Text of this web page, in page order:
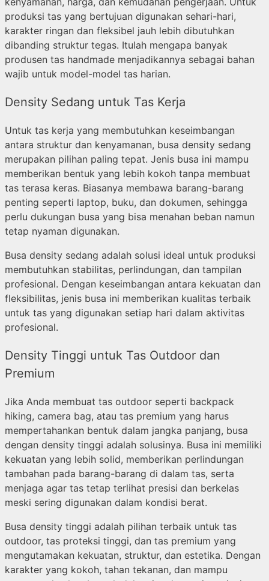
produksi tas yang bertujuan digunakan sehari-hari,
karakter ringan dan fleksibel jauh lebih dibutuhkan
dibanding struktur tegas. Itulah mengapa banyak
produsen tas handmade menjadikannya sebagai bahan
wajib untuk model-model tas harian.
Density Sedang untuk Tas Kerja
Untuk tas kerja yang membutuhkan keseimbangan
antara struktur dan kenyamanan, busa density sedang
merupakan pilihan paling tepat. Jenis busa ini mampu
memberikan bentuk yang lebih kokoh tanpa membuat
tas terasa keras. Biasanya membawa barang-barang
penting seperti laptop, buku, dan dokumen, sehingga
perlu dukungan busa yang bisa menahan beban namun
tetap nyaman digunakan.
Busa density sedang adalah solusi ideal untuk produksi
membutuhkan stabilitas, perlindungan, dan tampilan
profesional. Dengan keseimbangan antara kekuatan dan
fleksibilitas, jenis busa ini memberikan kualitas terbaik
untuk tas yang digunakan setiap hari dalam aktivitas
profesional.
Density Tinggi untuk Tas Outdoor dan
Premium
Jika Anda membuat tas outdoor seperti backpack
hiking, camera bag, atau tas premium yang harus
mempertahankan bentuk dalam jangka panjang, busa
dengan density tinggi adalah solusinya. Busa ini memiliki
kekuatan yang lebih solid, memberikan perlindungan
tambahan pada barang-barang di dalam tas, serta
menjaga agar tas tetap terlihat presisi dan berkelas
meski sering digunakan dalam kondisi berat.
Busa density tinggi adalah pilihan terbaik untuk tas
outdoor, tas proteksi tinggi, dan tas premium yang
mengutamakan kekuatan, struktur, dan estetika. Dengan
karakter yang kokoh, tahan tekanan, dan mampu